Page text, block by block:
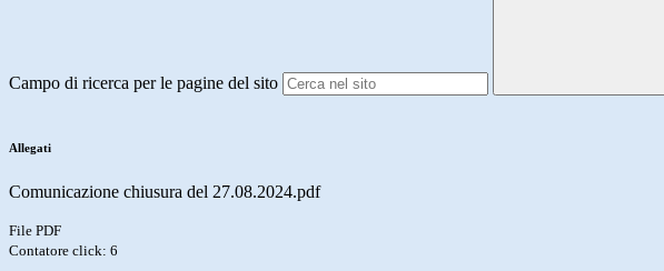
Campo di ricerca per le pagine del sito
Allegati
Comunicazione chiusura del 27.08.2024.pdf
File PDF
Contatore click: 6